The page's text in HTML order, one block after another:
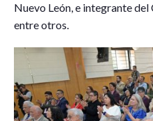
Nuevo León, e integrante
entre otros.